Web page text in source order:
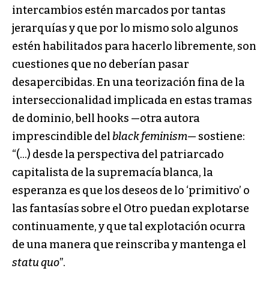
intercambios estén marcados por tantas
jerarquías y que por lo mismo solo algunos
estén habilitados para hacerlo libremente, son
cuestiones que no deberían pasar
desapercibidas. En una teorización fina de la
interseccionalidad implicada en estas tramas
de dominio, bell hooks —otra autora
imprescindible delblack feminism— sostiene:
“(…) desde la perspectiva del patriarcado
capitalista de la supremacía blanca, la
esperanza es que los deseos de lo ‘primitivo’ o
las fantasías sobre el Otro puedan explotarse
continuamente, y que tal explotación ocurra
de una manera que reinscriba y mantenga el
statu quo”.